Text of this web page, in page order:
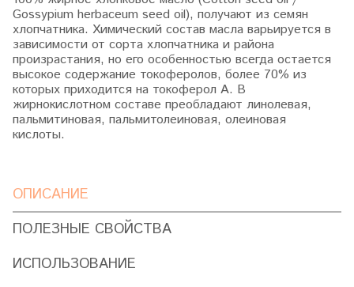
Gossypium herbaceum seed oil), получают из семян
хлопчатника. Химический состав масла варьируется в
зависимости от сорта хлопчатника и района
произрастания, но его особенностью всегда остается
высокое содержание токоферолов, более 70% из
которых приходится на токоферол А. В
жирнокислотном составе преобладают линолевая,
пальмитиновая, пальмитолеиновая, олеиновая
кислоты.
ОПИСАНИЕ
ПОЛЕЗНЫЕ СВОЙСТВА
ИСПОЛЬЗОВАНИЕ